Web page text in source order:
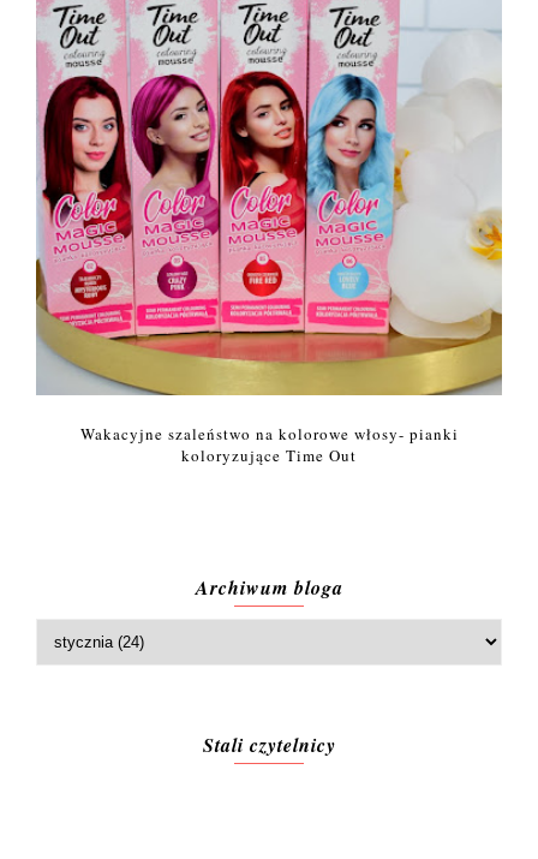
Wakacyjne szaleństwo na kolorowe włosy- pianki
koloryzujące Time Out
Archiwum bloga
Stali czytelnicy